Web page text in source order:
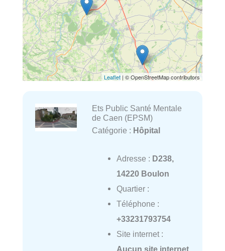
Leaflet | © OpenStreetMap contributors
Ets Public Santé Mentale
de Caen (EPSM)
Catégorie : Hôpital
Adresse : D238,
14220 Boulon
Quartier :
Téléphone :
+33231793754
Site internet :